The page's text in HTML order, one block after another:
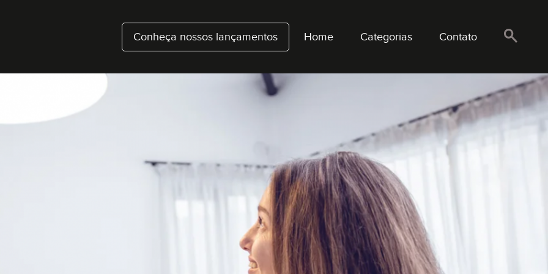
Conheça nossos lançamentos Home Categorias Contato